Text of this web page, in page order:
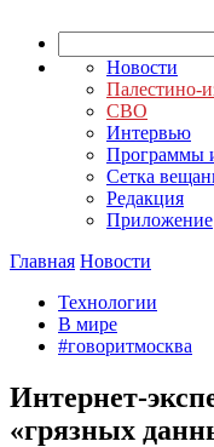
Новости
Палестино-
СВО
Интервью
Программы
Сетка
Редакция
Приложение
Главная Новости
Технологии
В мире
#говоритмосква
Интернет-
«грязных